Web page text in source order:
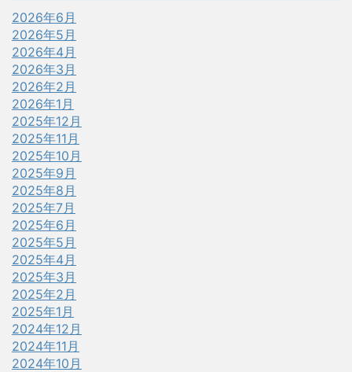
2026年6月
2026年5月
2026年4月
2026年3月
2026年2月
2026年1月
2025年12月
2025年11月
2025年10月
2025年9月
2025年8月
2025年7月
2025年6月
2025年5月
2025年4月
2025年3月
2025年2月
2025年1月
2024年12月
2024年11月
2024年10月